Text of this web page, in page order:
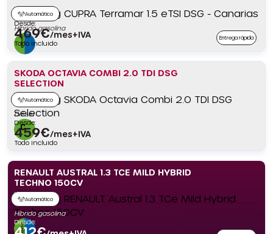
Automático
Híbrido gasolina
Desde:
469€/mes+IVA
Todo incluido
Entrega rápida
SKODA OCTAVIA COMBI 2.0 TDI DSG
SELECTION
Automático
Diésel
Desde:
459€/mes+IVA
Todo incluido
RENAULT AUSTRAL 1.3 TCE MILD HYBRID
TECHNO 150CV
Automático
Híbrido gasolina
Desde: